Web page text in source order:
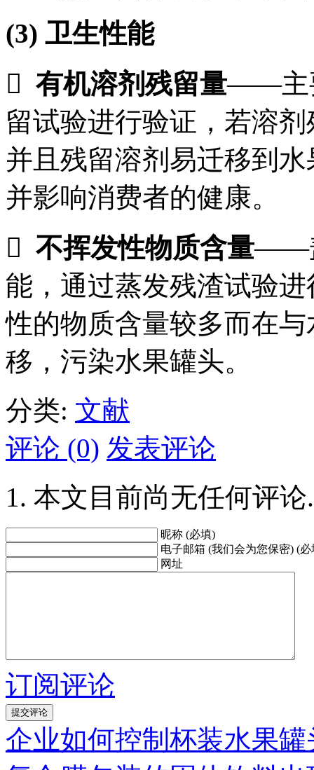
(3) 卫生性能
 有机溶剂残留量——主
留试验进行验证，若溶
并且残留溶剂易迁移到
并影响消费者的健康。
 不挥发性物质含量——
能，通过蒸发残渣试验
性的物质含量较多而在
移，污染水果罐头。
分类: 文献
评论 (0) 发表评论
本文目前尚无任何评论.
昵称 (必填)
电子邮箱 (我们会为您保密) (必
网址
订阅评论
企业如何控制杯装水果